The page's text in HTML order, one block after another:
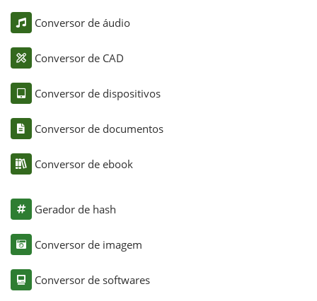
Conversor de áudio
Conversor de CAD
Conversor de dispositivos
Conversor de documentos
Conversor de ebook
Gerador de hash
Conversor de imagem
Conversor de softwares